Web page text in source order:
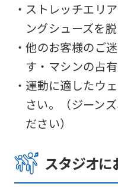
・ストレッチエリ
ングシューズを
・他のお客様のご
す・マシンの占
・運動に適したウ
さい。（ジーン
ださい）
スタジオ